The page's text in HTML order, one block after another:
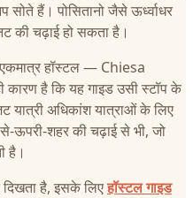
हैं। पोसितानो जैसे ऊर्ध्वाधर
की चढ़ाई हो सकता है।
हॉस्टल — Chiesa
है कि यह गाइड उसी स्टॉप के
यात्री अधिकांश यात्राओं के लिए
शहर की चढ़ाई से भी, जो
है।
है, इसके लिएहॉस्टल गाइड